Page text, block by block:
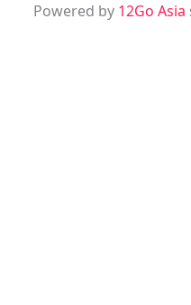
Powered by 12Go Asia